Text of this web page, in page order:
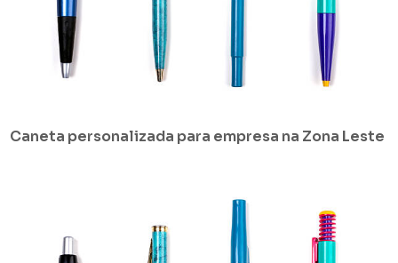
Caneta personalizada para empresa na Zona Leste